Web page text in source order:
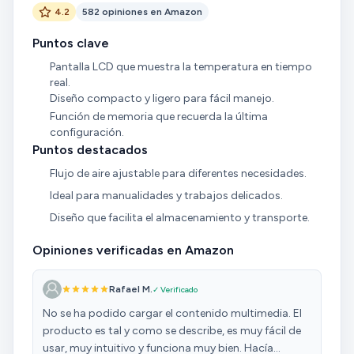
4.2 582 opiniones en Amazon
Puntos clave
Pantalla LCD que muestra la temperatura en tiempo
real.
Diseño compacto y ligero para fácil manejo.
Función de memoria que recuerda la última
configuración.
Puntos destacados
Flujo de aire ajustable para diferentes necesidades.
Ideal para manualidades y trabajos delicados.
Diseño que facilita el almacenamiento y transporte.
Opiniones verificadas en Amazon
Rafael M.✓ Verificado
No se ha podido cargar el contenido multimedia. El
producto es tal y como se describe, es muy fácil de
usar, muy intuitivo y funciona muy bien. Hacía